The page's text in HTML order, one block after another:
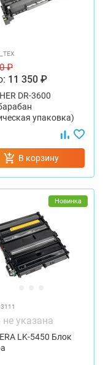
₽
11 350 ₽
DR-3600
упаковка)
В корзину
Новинка
указана
LK-5450 Блок